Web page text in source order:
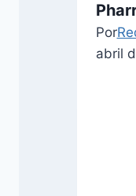
Por
abril